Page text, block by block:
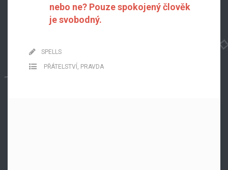
nebo ne? Pouze spokojený člověk
je svobodný.
SPELLS
PŘÁTELSTVÍ PRAVDA